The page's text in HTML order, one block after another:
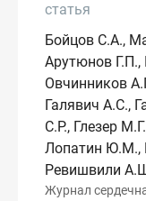
статья
Бойцов С.А.,
Арутюнов
Овчинников
Галявич А.С.,
С.Р., Глезер
Лопатин Ю.М.,
Ревишвили
Журнал